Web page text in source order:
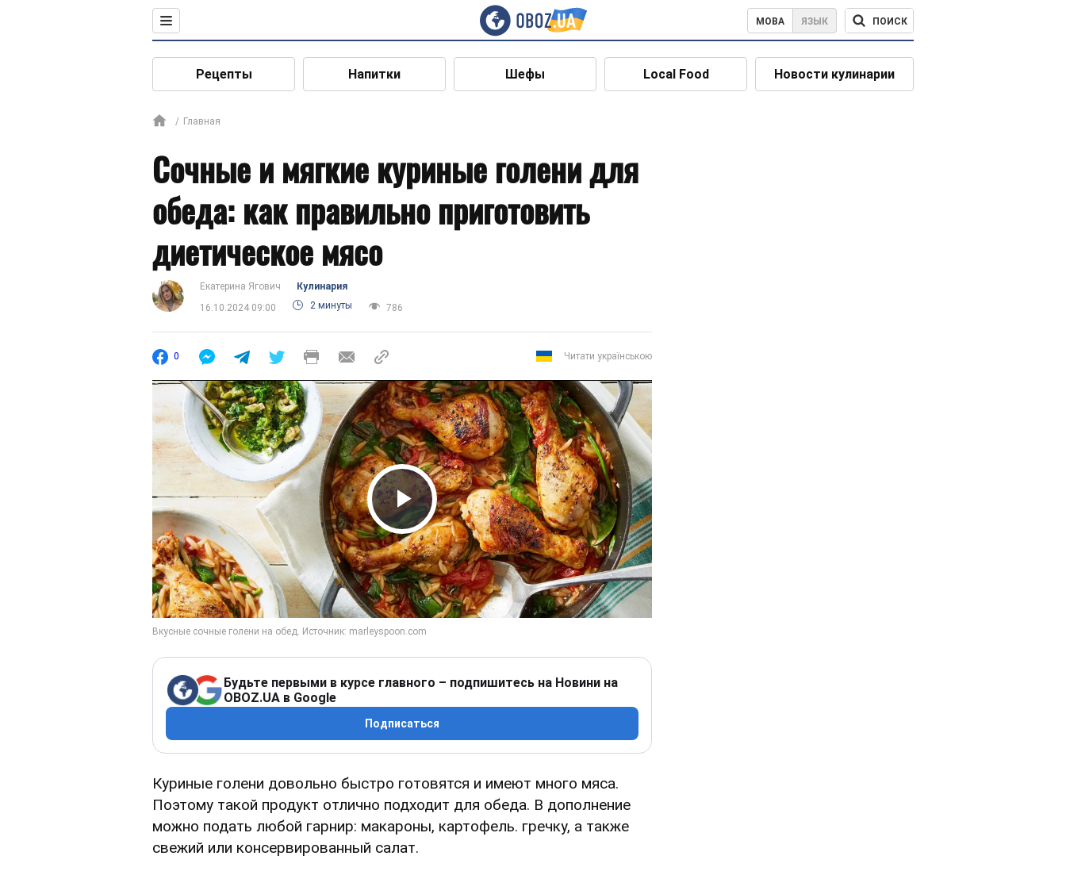
МОВА ЯЗЫК ПОИСК
Рецепты Напитки Шефы Local Food Новости кулинарии
Главная
Сочные и мягкие куриные голени для
обеда: как правильно приготовить
диетическое мясо
Екатерина Ягович
Кулинария
16.10.2024 09:00
2 минуты 786
0 Читати українською
Play Video
Будьте первыми в курсе главного – подпишитесь на Новини на
OBOZ.UA в Google
Подписаться
Куриные голени довольно быстро готовятся и имеют много мяса.
Поэтому такой продукт отлично подходит для обеда. В дополнение
можно подать любой гарнир: макароны, картофель. гречку, а также
свежий или консервированный салат.